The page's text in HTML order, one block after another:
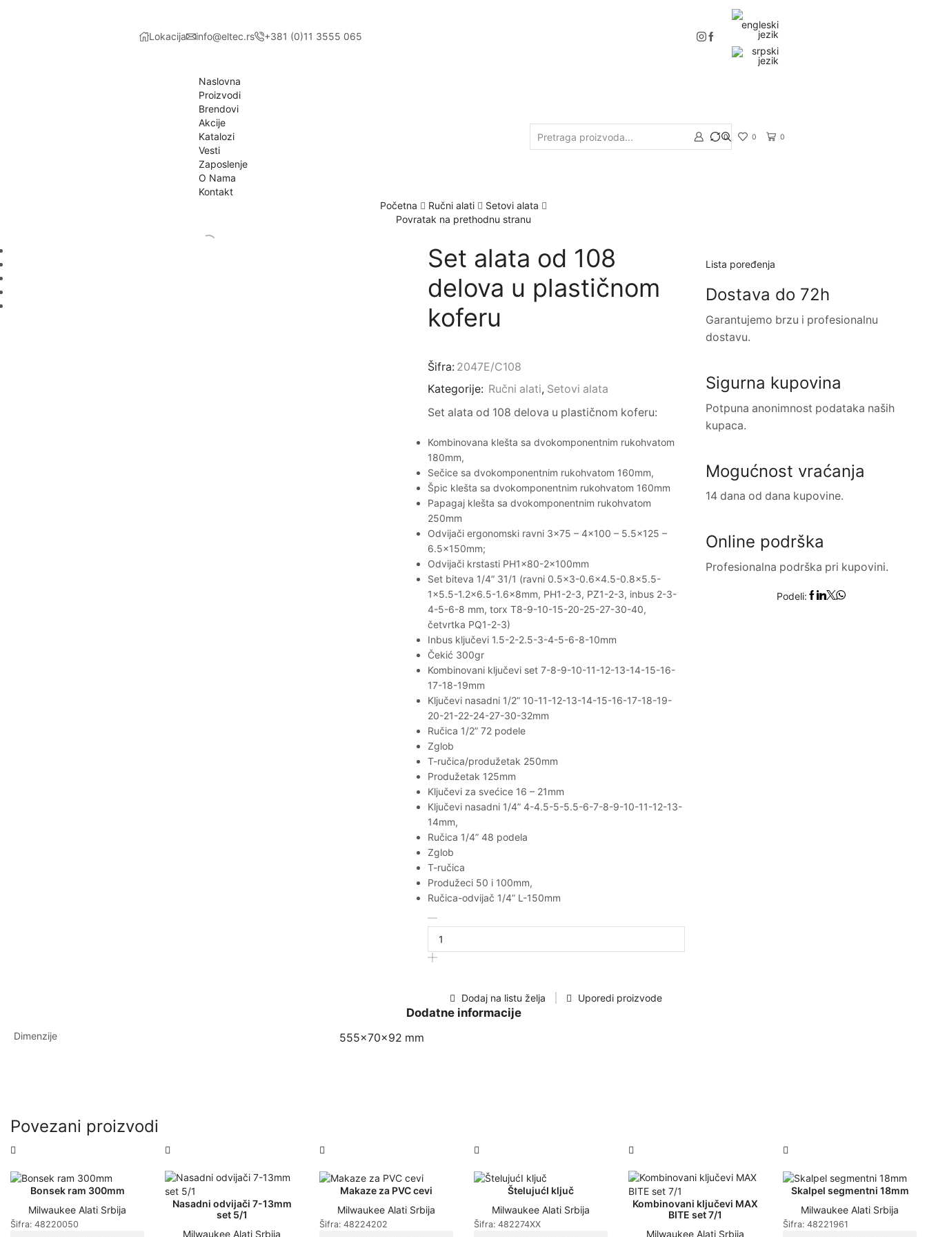
Lokacija info@eltec.rs +381 (0)11 3555 065
Naslovna
Proizvodi
Brendovi
Akcije
Katalozi
Vesti
Zaposlenje
O Nama
Kontakt
Search
0 0 0
Početna Ručni alati
Setovi alata
Povratak na prethodnu stranu
Set alata od 108
delova u plastičnom
koferu
Šifra: 2047E/C108
Kategorije: Ručni alati, Setovi alata
Set alata od 108 delova u plastičnom koferu:
Kombinovana klešta sa dvokomponentnim rukohvatom
180mm,
Sečice sa dvokomponentnim rukohvatom 160mm,
Špic klešta sa dvokomponentnim rukohvatom 160mm
Papagaj klešta sa dvokomponentnim rukohvatom
250mm
Odvijači ergonomski ravni 3×75 – 4×100 – 5.5×125 –
6.5x150mm;
Odvijači krstasti PH1x80-2x100mm
Set biteva 1/4” 31/1 (ravni 0.5×3-0.6×4.5-0.8×5.5-
1×5.5-1.2×6.5-1.6x8mm, PH1-2-3, PZ1-2-3, inbus 2-3-
4-5-6-8 mm, torx T8-9-10-15-20-25-27-30-40,
četvrtka PQ1-2-3)
Inbus ključevi 1.5-2-2.5-3-4-5-6-8-10mm
Čekić 300gr
Kombinovani ključevi set 7-8-9-10-11-12-13-14-15-16-
17-18-19mm
Ključevi nasadni 1/2” 10-11-12-13-14-15-16-17-18-19-
20-21-22-24-27-30-32mm
Ručica 1/2” 72 podele
Zglob
T-ručica/produžetak 250mm
Produžetak 125mm
Ključevi za svećice 16 – 21mm
Ključevi nasadni 1/4” 4-4.5-5-5.5-6-7-8-9-10-11-12-13-
14mm,
Ručica 1/4” 48 podela
Zglob
T-ručica
Produžeci 50 i 100mm,
Ručica-odvijač 1/4” L-150mm
Set
alata
od
108
plastičnom
koferu
Dodaj na listu želja Uporedi proizvode
Lista poređenja
Dostava do 72h
Garantujemo brzu i profesionalnu
dostavu.
Sigurna kupovina
Potpuna anonimnost podataka naših
kupaca.
Mogućnost vraćanja
14 dana od dana kupovine.
Online podrška
Profesionalna podrška pri kupovini.
Podeli:
Dodatne informacije
Dimenzije 555x70x92 mm
Povezani proizvodi
Bonsek ram 300mm
Milwaukee Alati Srbija
Šifra: 48220050
Nasadni odvijači 7-13mm
set 5/1
Milwaukee Alati Srbija
Makaze za PVC cevi
Milwaukee Alati Srbija
Šifra: 48224202
ŠtelujućI ključ
Milwaukee Alati Srbija
Šifra: 482274XX
Kombinovani ključevi MAX
BITE set 7/1
Milwaukee Alati Srbija
Skalpel segmentni 18mm
Milwaukee Alati Srbija
Šifra: 48221961